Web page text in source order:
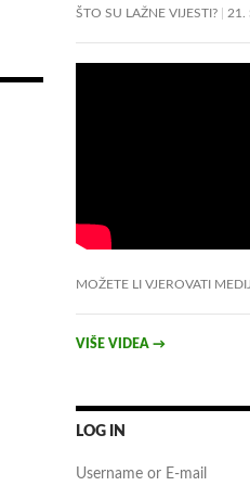
ŠTO SU LAŽNE VIJESTI? 21.
MOŽETE LI VJEROVATI
VIŠE VIDEA →
LOG IN
Username or E-mail